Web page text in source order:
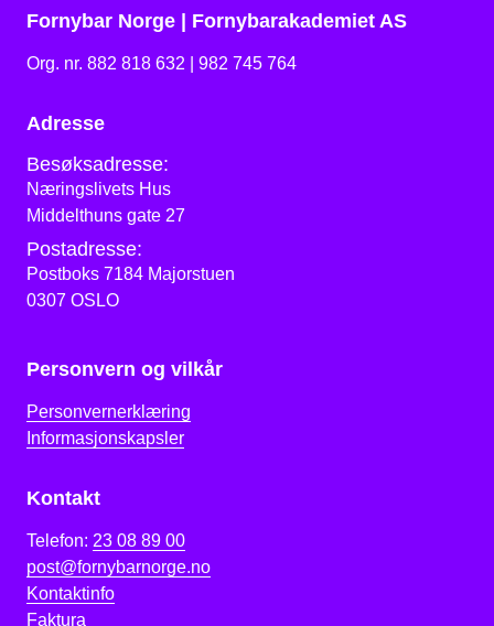
Fornybar Norge | Fornybarakademiet AS
Org. nr. 882 818 632 | 982 745 764
Adresse
Besøksadresse:
Næringslivets Hus
Middelthuns gate 27
Postadresse:
Postboks 7184 Majorstuen
0307 OSLO
Personvern og vilkår
Personvernerklæring
Informasjonskapsler
Kontakt
Telefon: 23 08 89 00
post@fornybarnorge.no
Kontaktinfo
Faktura